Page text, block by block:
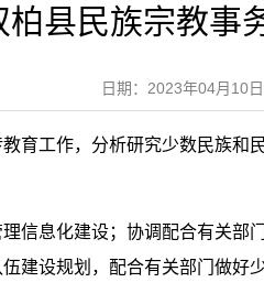
柏县民族宗教事
日期：2023年04月
育工作，分析研究少数民族
信息化建设；协调配合有关
建设规划，配合有关部门做